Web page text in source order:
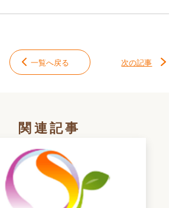
一覧へ戻る 次の記事
関連記事